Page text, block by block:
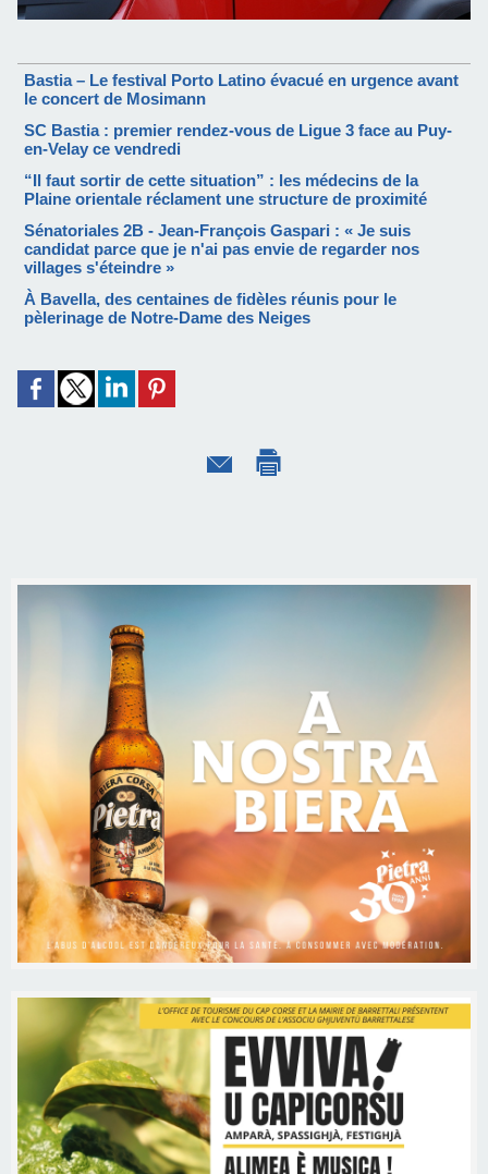
Bastia – Le festival Porto Latino évacué en urgence avant
le concert de Mosimann
SC Bastia : premier rendez-vous de Ligue 3 face au Puy-
en-Velay ce vendredi
“Il faut sortir de cette situation” : les médecins de la
Plaine orientale réclament une structure de proximité
Sénatoriales 2B - Jean-François Gaspari : « Je suis
candidat parce que je n'ai pas envie de regarder nos
villages s'éteindre »
À Bavella, des centaines de fidèles réunis pour le
pèlerinage de Notre-Dame des Neiges